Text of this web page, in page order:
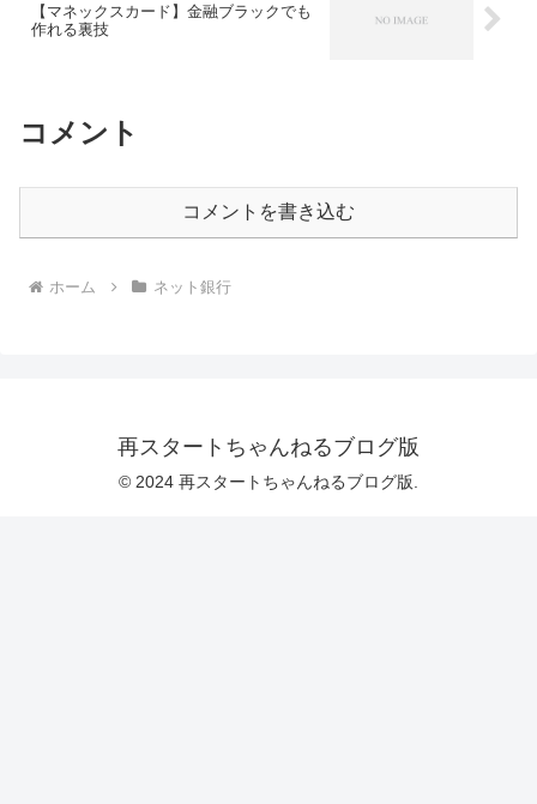
【マネックスカード】金融ブラックでも
作れる裏技
コメント
コメントを書き込む
ホーム ネット銀行
再スタートちゃんねるブログ版
© 2024 再スタートちゃんねるブログ版.